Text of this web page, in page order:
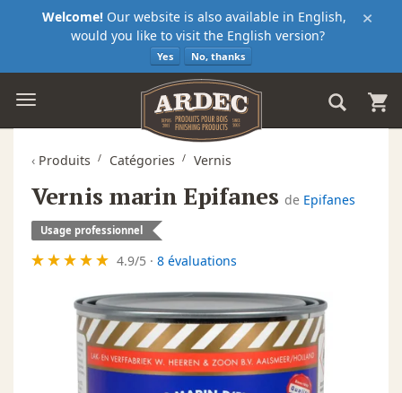
×
Welcome! Our website is also available in English,
would you like to visit the English version?
Yes No, thanks
‹ Produits Catégories Vernis
Vernis marin Epifanes de Epifanes
Usage professionnel
4.9/5 · 8 évaluations